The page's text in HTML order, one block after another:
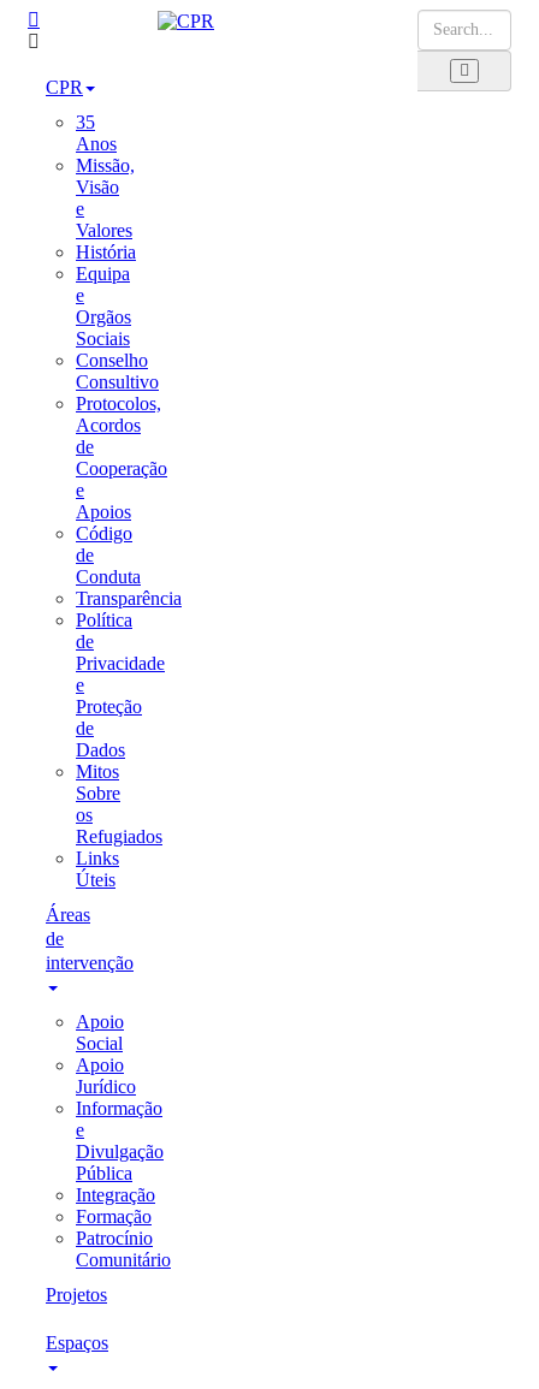
CPR
35
Anos
Missão,
Visão
e
Valores
História
Equipa
e
Orgãos
Sociais
Conselho
Consultivo
Protocolos,
Acordos
de
Cooperação
e
Apoios
Código
de
Conduta
Transparência
Política
de
Privacidade
e
Proteção
de
Dados
Mitos
Sobre
os
Refugiados
Links
Úteis
Áreas
de
intervenção
Apoio
Social
Apoio
Jurídico
Informação
e
Divulgação
Pública
Integração
Formação
Patrocínio
Comunitário
Projetos
Espaços